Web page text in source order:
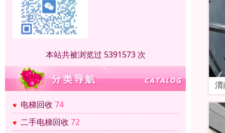
本站共被浏览过 5391573 次
电梯回收 74
二手电梯回收 72
渭